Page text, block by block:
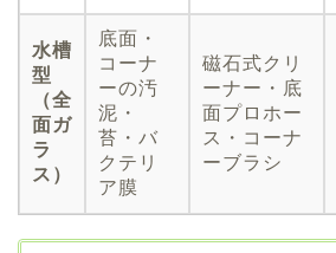
水槽
型
（全
面ガ
ラ
ス）
底面・
コーナ
ーの汚
泥・
苔・バ
クテリ
ア膜
磁石式クリ
ーナー・底
面プロホー
ス・コーナ
ーブラシ